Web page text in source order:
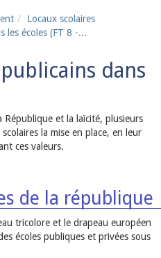
Locaux scolaires
les écoles (FT 8 -...
dans
et la laïcité, plusieurs
la mise en place, en leur
ces valeurs.
de la république
tricolore et le drapeau européen
écoles publiques et privées sous